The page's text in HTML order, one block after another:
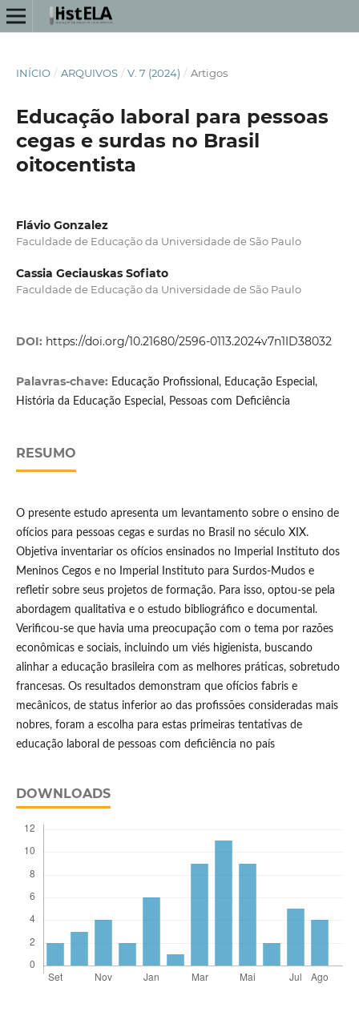
INÍCIO / ARQUIVOS / V. 7 (2024) / Artigos
Educação laboral para pessoas
cegas e surdas no Brasil
oitocentista
Flávio Gonzalez
Faculdade de Educação da Universidade de São Paulo
Cassia Geciauskas Sofiato
Faculdade de Educação da Universidade de São Paulo
DOI: https://doi.org/10.21680/2596-0113.2024v7n1ID38032
Palavras-chave: Educação Profissional, Educação Especial,
História da Educação Especial, Pessoas com Deficiência
RESUMO
O presente estudo apresenta um levantamento sobre o ensino de
ofícios para pessoas cegas e surdas no Brasil no século XIX.
Objetiva inventariar os ofícios ensinados no Imperial Instituto dos
Meninos Cegos e no Imperial Instituto para Surdos-Mudos e
refletir sobre seus projetos de formação. Para isso, optou-se pela
abordagem qualitativa e o estudo bibliográfico e documental.
Verificou-se que havia uma preocupação com o tema por razões
econômicas e sociais, incluindo um viés higienista, buscando
alinhar a educação brasileira com as melhores práticas, sobretudo
francesas. Os resultados demonstram que ofícios fabris e
mecânicos, de status inferior ao das profissões consideradas mais
nobres, foram a escolha para estas primeiras tentativas de
educação laboral de pessoas com deficiência no país
DOWNLOADS